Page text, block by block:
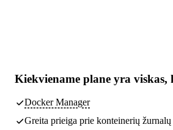
Kiekviename plane yra viskas,
Docker Manager
Greita prieiga prie konteinerių žurnalų